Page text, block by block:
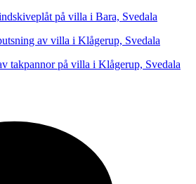
på villa i Bara, Svedala
av villa i Klågerup, Svedala
takpannor på villa i Klågerup, Svedala